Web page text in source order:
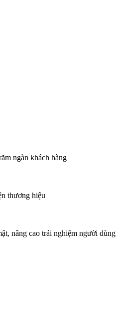
ngàn khách hàng
thương hiệu
nâng cao trải nghiệm người dùng